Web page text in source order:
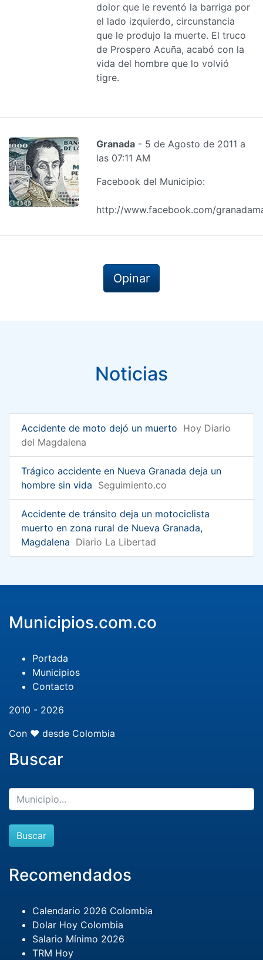
dolor que le reventó la barriga por
el lado izquierdo, circunstancia
que le produjo la muerte. El truco
de Prospero Acuña, acabó con la
vida del hombre que lo volvió
tigre.
Granada - 5 de Agosto de 2011 a
las 07:11 AM
Facebook del Municipio:
http://www.facebook.com/
Opinar
Noticias
Accidente de moto dejó un muerto Hoy Diario
del Magdalena
Trágico accidente en Nueva Granada deja un
hombre sin vida Seguimiento.co
Accidente de tránsito deja un motociclista
muerto en zona rural de Nueva Granada,
Magdalena Diario La Libertad
Municipios.com.co
Portada
Municipios
Contacto
2010 - 2026
Con ❤️ desde Colombia
Buscar
Buscar
Recomendados
Calendario 2026 Colombia
Dolar Hoy Colombia
Salario Mínimo 2026
TRM Hoy